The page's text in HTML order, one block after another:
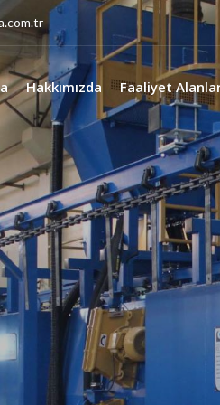
Hakkımızda Faaliyet